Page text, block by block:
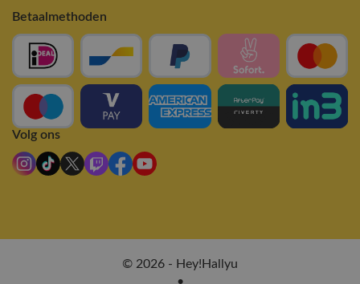
Betaalmethoden
Volg ons
© 2026 - Hey!Hallyu